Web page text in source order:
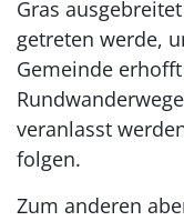
Gras
getreten werde,
Gemeinde
veranlasst
folgen.
Zum anderen